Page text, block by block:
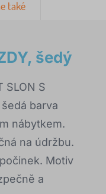
také
šedý
SLON S
barva
nábytkem.
na údržbu.
Motiv
a